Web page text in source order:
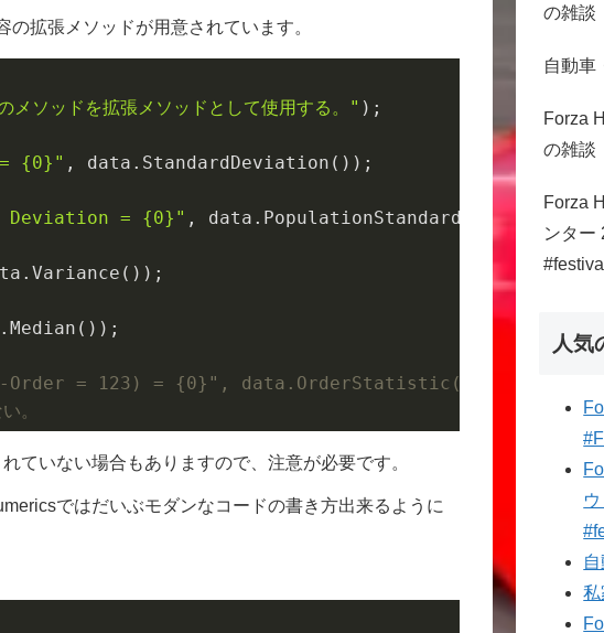
拡張メソッドが用意されています。
ッドを拡張メソッドとして使用する。" )
{0}" , data .StandardDeviation()
Deviation = {0}" , data .PopulationStandardDeviation()
.Variance()
.Median()
= 123) = {0}", data.OrderStatistic(123));
。
ていない場合もありますので、注意が必要です。
ではだいぶモダンなコードの書き方出来るように
の雑談
自動車
Forza
の雑談
Forza
ンター
人気